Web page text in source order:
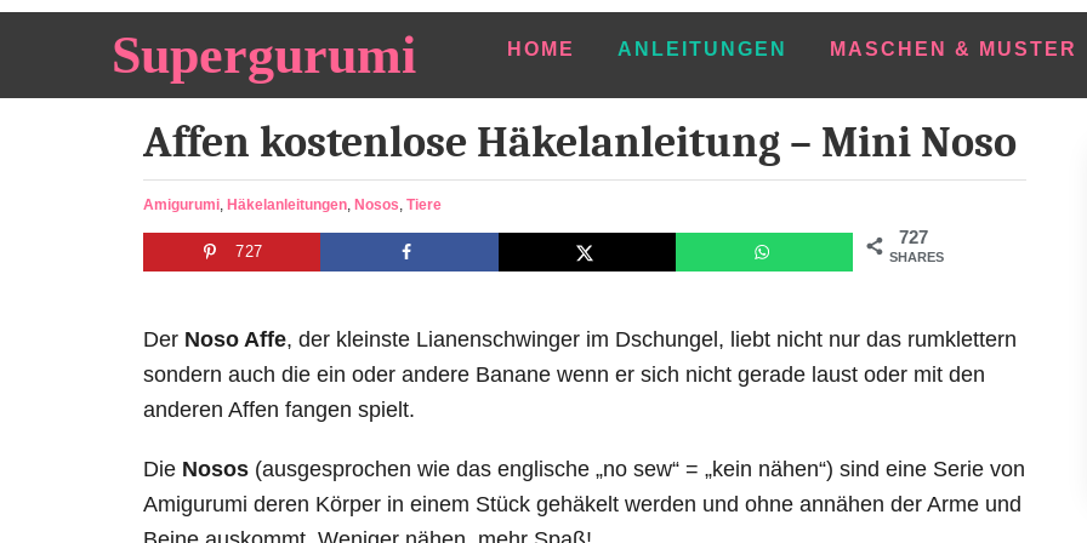
i
HOME ANLEITUNGEN MASCHEN & MUSTER
Supergurumi
Affen kostenlose Häkelanleitung – Mini Noso
C
a
o
i
e
Amigurumi, Häkelanleitungen, Nosos, Tiere
727
SHARES
727
Der Noso Affe, der kleinste Lianenschwinger im Dschungel, liebt nicht nur das rumklettern
sondern auch die ein oder andere Banane wenn er sich nicht gerade laust oder mit den
anderen Affen fangen spielt.
Die Nosos (ausgesprochen wie das englische „no sew“ = „kein nähen“) sind eine Serie von
Amigurumi deren Körper in einem Stück gehäkelt werden und ohne annähen der Arme und